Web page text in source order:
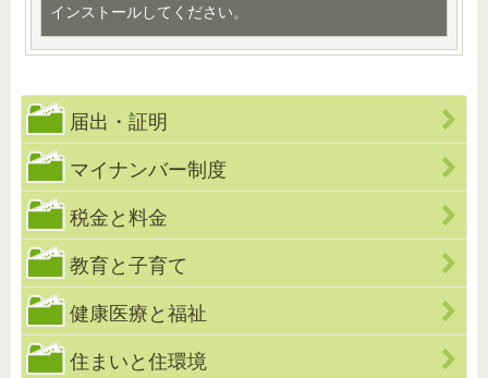
インストールしてください。
届出・証明
マイナンバー制度
税金と料金
教育と子育て
健康医療と福祉
住まいと住環境